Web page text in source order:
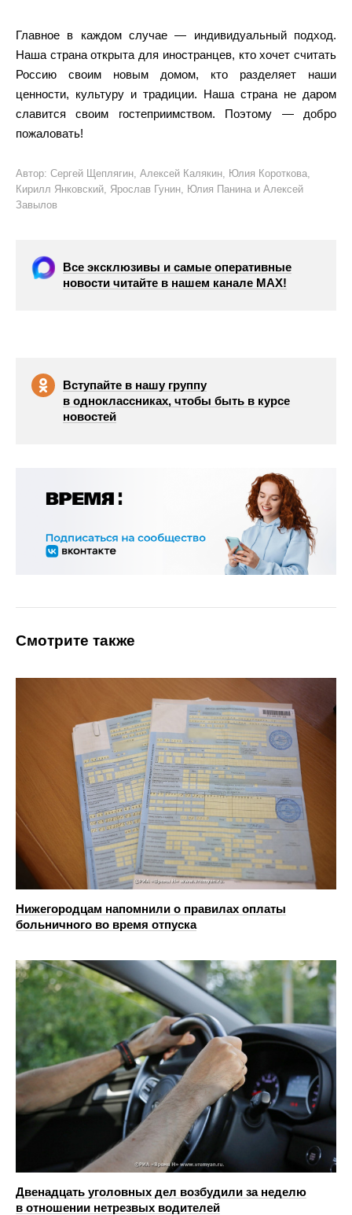
Главное в каждом случае — индивидуальный подход.
Наша страна открыта для иностранцев, кто хочет считать
Россию своим новым домом, кто разделяет наши
ценности, культуру и традиции. Наша страна не даром
славится своим гостеприимством. Поэтому — добро
пожаловать!
Автор: Сергей Щеплягин, Алексей Калякин, Юлия Короткова,
Кирилл Янковский, Ярослав Гунин, Юлия Панина и Алексей
Завылов
Все эксклюзивы и самые оперативные
новости читайте в нашем канале МАХ!
Вступайте в нашу группу
в одноклассниках, чтобы быть в курсе
новостей
Смотрите также
Нижегородцам напомнили о правилах оплаты
больничного во время отпуска
Двенадцать уголовных дел возбудили за неделю
в отношении нетрезвых водителей